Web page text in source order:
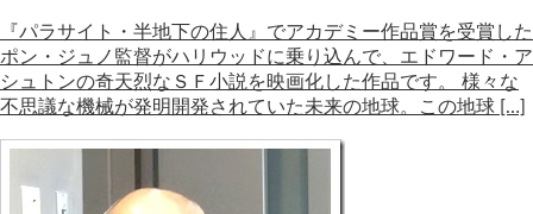
『パラサイト・半地下の住人』でアカデミー作品賞を受賞した
ポン・ジュノ監督がハリウッドに乗り込んで、エドワード・ア
シュトンの奇天烈なＳＦ小説を映画化した作品です。 様々な
不思議な機械が発明開発されていた未来の地球。この地球 […]